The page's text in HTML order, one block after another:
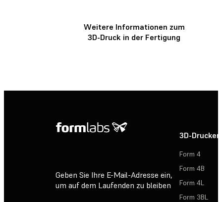
Weitere Informationen zum
3D-Druck in der Fertigung
Geben Sie Ihre E-Mail-Adresse ein,
um auf dem Laufenden zu bleiben
3D-Drucker
Form 4
Form 4B
Form 4L
Form 3BL